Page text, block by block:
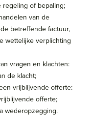
of bepaling;
van de
betreffende factuur,
wettelijke verplichting
vragen en klachten:
de klacht;
vrijblijvende offerte:
offerte;
wederopzegging.